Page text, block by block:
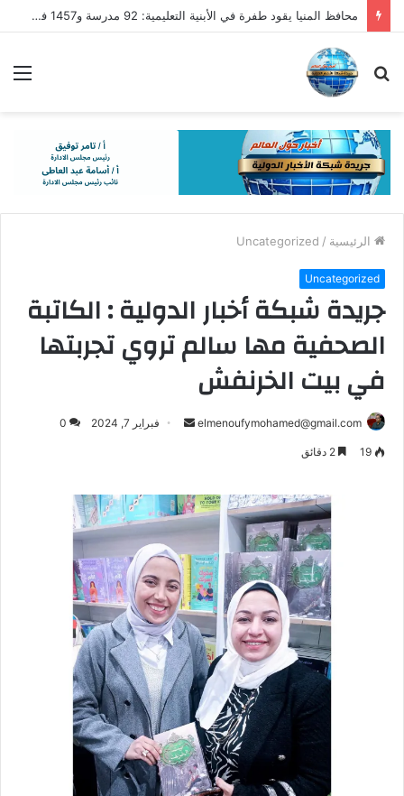
محافظ المنيا يقود طفرة في الأبنية التعليمية: 92 مدرسة و1457 فصلًا لتقليل الكثافات
بحث
الرئيسية /
Uncategorized
Uncategorized
جريدة شبكة أخبار الدولية : الكاتبة
الصحفية مها سالم تروي تجربتها
في بيت الخرنفش
elmenoufymohamed@gmail.com
أرسل فبراير 7, 2024 0
19